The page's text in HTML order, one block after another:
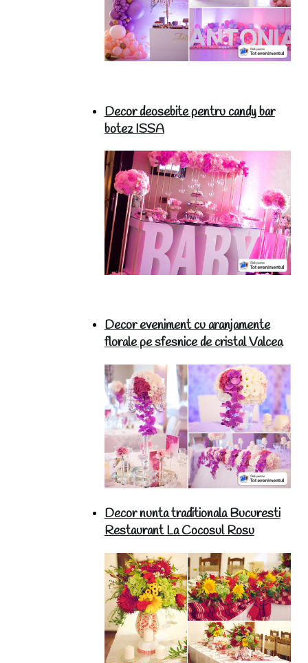
Decor deosebite pentru candy bar
botez ISSA
Decor eveniment cu aranjamente
florale pe sfesnice de cristal Valcea
Decor nunta traditionala Bucuresti
Restaurant La Cocosul Rosu